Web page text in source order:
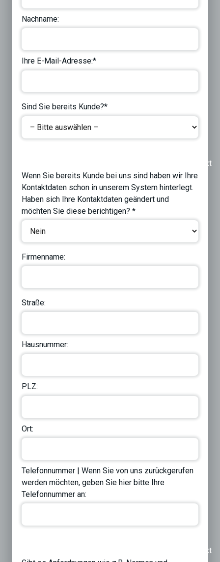
Nachname:
Ihre E-Mail-Adresse:*
Sind Sie bereits Kunde?*
Next
Wenn Sie bereits Kunde bei uns sind haben wir Ihre
Kontaktdaten schon in unserem System hinterlegt.
Haben sich Ihre Kontaktdaten geändert und
möchten Sie diese berichtigen? *
Firmenname:
Straße:
Hausnummer:
PLZ:
Ort:
Telefonnummer | Wenn Sie von uns zurückgerufen
werden möchten, geben Sie hier bitte Ihre
Telefonnummer an:
Next